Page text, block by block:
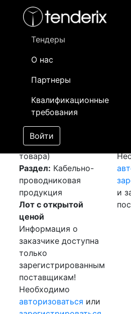
Тендеры
О нас
Партнеры
Квалификационные
требования
Войти
- активный лот
- сохраненный лот (не
Закуп:
Соединительная
муфта
Лот №:5222
АУКЦИОН (покупка
товара)
Раздел: Кабельно-
проводниковая
продукция
Лот с открытой
ценой
Информация о
заказчике доступна
только
зарегистрированным
поставщикам!
Необходимо
авторизоваться или
и